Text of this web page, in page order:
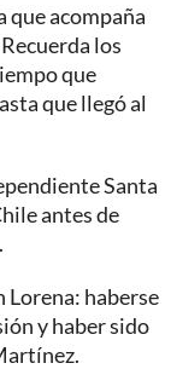
que acompaña
los
que
que llegó al
Santa
antes de
Lorena: haberse
y haber sido